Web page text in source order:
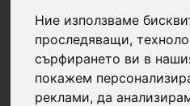
Ние използваме
проследяващи,
сърфирането ви в
покажем
реклами, да